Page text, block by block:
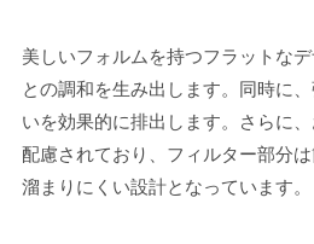
美しいフォルムを持つフラットな
との調和を生み出します。同時に
いを効果的に排出します。さらに
配慮されており、フィルター部分
溜まりにくい設計となっています。